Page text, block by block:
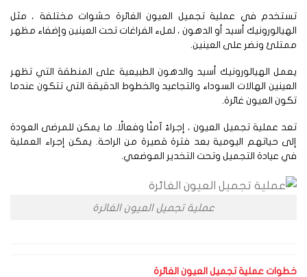
في عملية تجميل العيون الغائرة حشوات مختلفة ، مثل
أسيد أو الدهون ، لملء الفراغات تحت العينين وإضفاء مظهر
ونضر على العينين.
الهيالورونيك أسيد والدهون الطبيعية على المنطقة التي تظهر
الهالات السوداء والتجاعيد والخطوط الدقيقة التي تتكون عندما
العيون غائرة.
عملية تجميل العيون ، إجراءً آمنًا وفعالًا. ما يمكن للمرضى العودة
حياتهم اليومية بعد فترة قصيرة من الراحة. يمكن إجراء العملية
عيادة التجميل وتحت التخدير الموضعي.
عملية تجميل العيون الغائرة
عملية تجميل العيون الغائرة